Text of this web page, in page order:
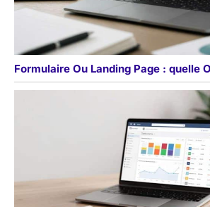
Formulaire Ou Landing Page : quelle